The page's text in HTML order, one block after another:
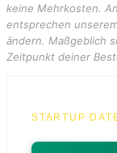
keine Mehrkosten.
entsprechen
ändern. Maßgeblich
Zeitpunkt deiner
STARTUP